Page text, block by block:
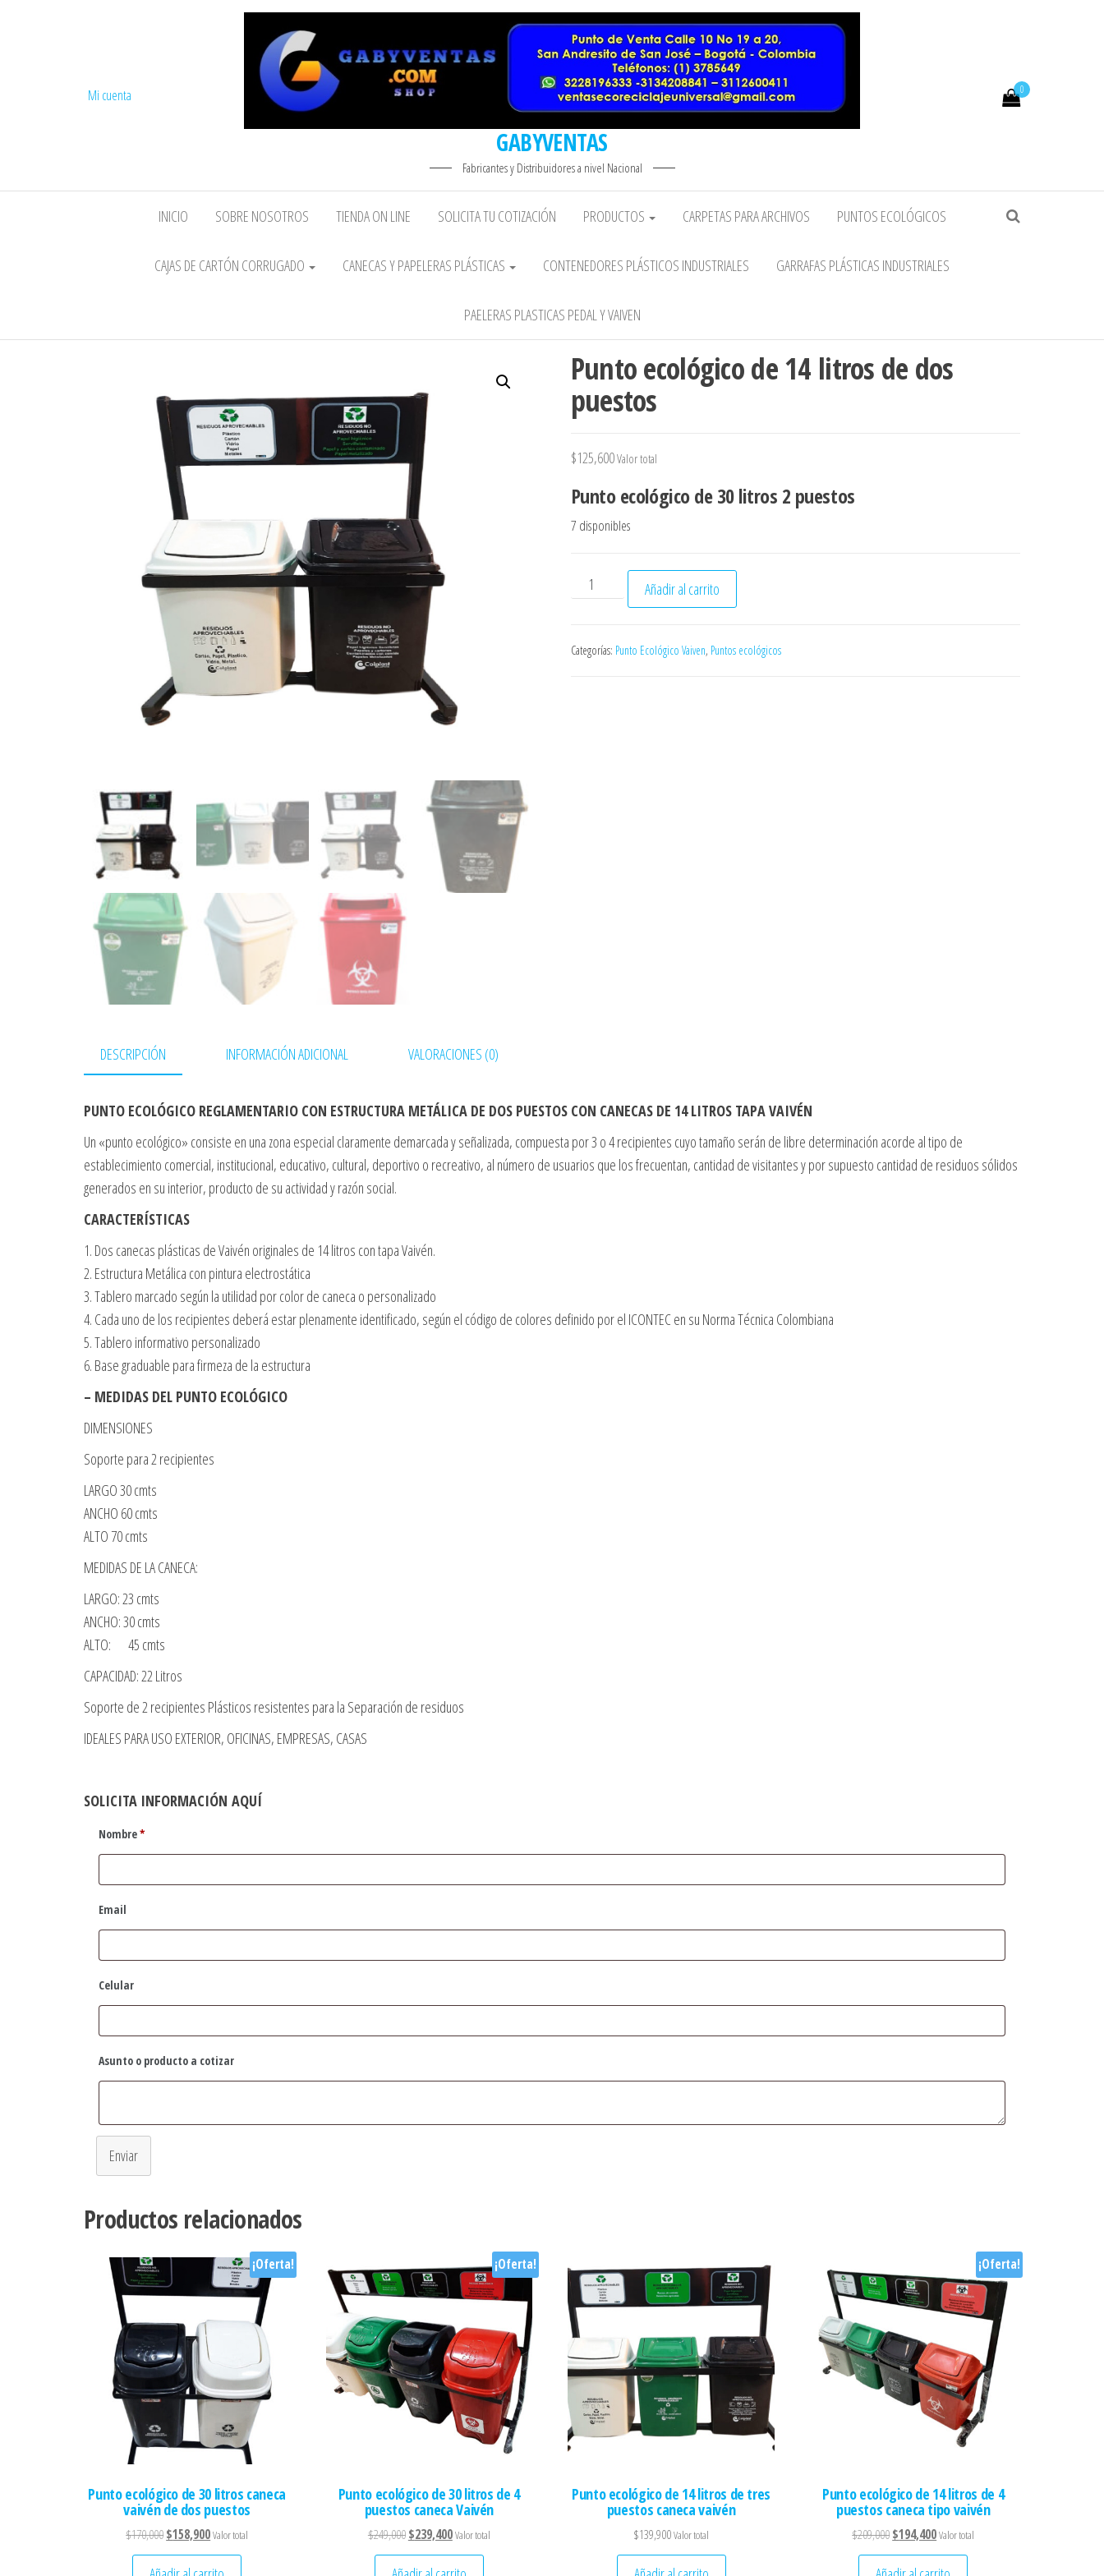
GABYVENTAS
Fabricantes y Distribuidores a nivel Nacional
0
Mi cuenta
INICIO SOBRE NOSOTROS TIENDA ON LINE SOLICITA TU COTIZACIÓN PRODUCTOS CARPETAS PARA ARCHIVOS PUNTOS ECOLÓGICOS
CAJAS DE CARTÓN CORRUGADO CANECAS Y PAPELERAS PLÁSTICAS CONTENEDORES PLÁSTICOS INDUSTRIALES GARRAFAS PLÁSTICAS INDUSTRIALES
PAELERAS PLASTICAS PEDAL Y VAIVEN
Punto ecológico de 14 litros de dos
puestos
$125,600Valor total
Punto ecológico de 30 litros 2 puestos
7 disponibles
Punto ecológico de 14 litros de dos puestos cantidad
Añadir al carrito
Categorías: Punto Ecológico Vaiven, Puntos ecológicos
DESCRIPCIÓN INFORMACIÓN ADICIONAL VALORACIONES (0)
PUNTO ECOLÓGICO REGLAMENTARIO CON ESTRUCTURA METÁLICA DE DOS PUESTOS CON CANECAS DE 14 LITROS TAPA VAIVÉN
Un «punto ecológico» consiste en una zona especial claramente demarcada y señalizada, compuesta por 3 o 4 recipientes cuyo tamaño serán de libre determinación acorde al tipo de
establecimiento comercial, institucional, educativo, cultural, deportivo o recreativo, al número de usuarios que los frecuentan, cantidad de visitantes y por supuesto cantidad de residuos sólidos
generados en su interior, producto de su actividad y razón social.
CARACTERÍSTICAS
1. Dos canecas plásticas de Vaivén originales de 14 litros con tapa Vaivén.
2. Estructura Metálica con pintura electrostática
3. Tablero marcado según la utilidad por color de caneca o personalizado
4. Cada uno de los recipientes deberá estar plenamente identificado, según el código de colores definido por el ICONTEC en su Norma Técnica Colombiana
5. Tablero informativo personalizado
6. Base graduable para firmeza de la estructura
– MEDIDAS DEL PUNTO ECOLÓGICO
DIMENSIONES
Soporte para 2 recipientes
LARGO 30 cmts
ANCHO 60 cmts
ALTO 70 cmts
MEDIDAS DE LA CANECA:
LARGO: 23 cmts
ANCHO: 30 cmts
ALTO: 45 cmts
CAPACIDAD: 22 Litros
Soporte de 2 recipientes Plásticos resistentes para la Separación de residuos
IDEALES PARA USO EXTERIOR, OFICINAS, EMPRESAS, CASAS
SOLICITA INFORMACIÓN AQUÍ
Nombre*
Email
Celular
Asunto o producto a cotizar
Enviar
Productos relacionados
¡Oferta!
Punto ecológico de 30 litros caneca
vaivén de dos puestos
$170,000El precio original era: $170,000.
$158,900El precio actual es: $158,900.
Valor total
¡Oferta!
Punto ecológico de 30 litros de 4
puestos caneca Vaivén
$249,000El precio original era: $249,000.
$239,400El precio actual es: $239,400.
Valor total
Punto ecológico de 14 litros de tres
puestos caneca vaivén
$139,900Valor total
¡Oferta!
Punto ecológico de 14 litros de 4
puestos caneca tipo vaivén
$209,000El precio original era: $209,000.
$194,400El precio actual es: $194,400.
Valor total